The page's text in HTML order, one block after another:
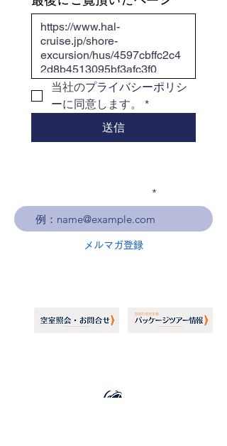
当社のプライバシーポリシ
ーに同意します。
*
送信
メルマガ登録